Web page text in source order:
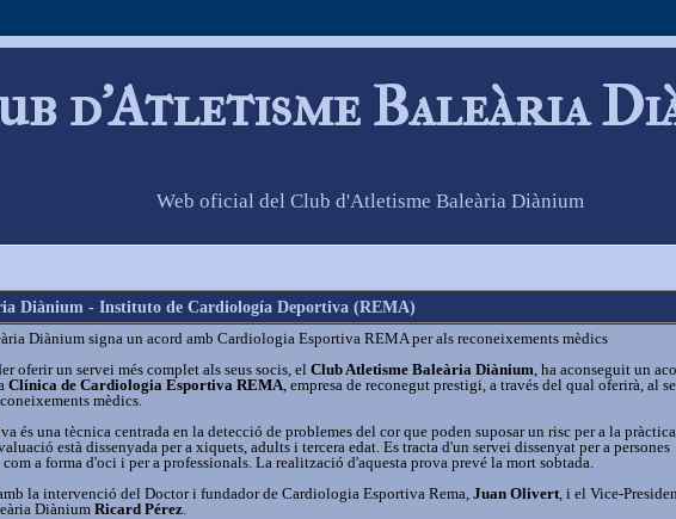
d'Atletisme Baleària
Web oficial del Club d'Atletisme Baleària Diànium
Diànium - Instituto de Cardiología Deportiva (REMA)
Diànium signa un acord amb Cardiologia Esportiva REMA per als reconeixements mèdics
oferir un servei més complet als seus socis, el Club Atletisme Baleària Diànium , ha aconseguit un
Clínica de Cardiologia Esportiva REMA , empresa de reconegut prestigi, a través del qual oferirà, al
mèdics.
és una tècnica centrada en la detecció de problemes del cor que poden suposar un risc per a la pràctica
està dissenyada per a xiquets, adults i tercera edat. Es tracta d'un servei dissenyat per a persones
a forma d'oci i per a professionals. La realització d'aquesta prova prevé la mort sobtada.
la intervenció del Doctor i fundador de Cardiologia Esportiva Rema, Juan Olivert , i el Vice-
Diànium Ricard Pérez